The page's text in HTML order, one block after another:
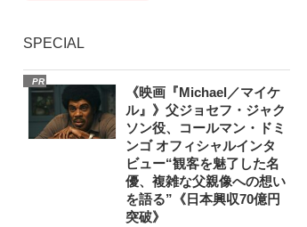
SPECIAL
PR
《映画『Michael／マイケ
ル』》父ジョセフ・ジャク
ソン役、コールマン・ドミ
ンゴ オフィシャルインタ
ビュー“観客を魅了した名
優、複雑な父親像への想い
を語る”《日本興収70億円
突破》